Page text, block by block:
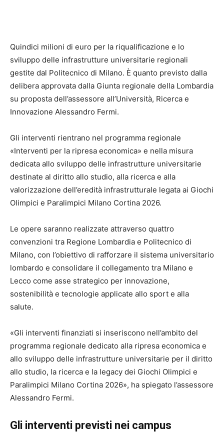
Quindici milioni di euro per la riqualificazione e lo
sviluppo delle infrastrutture universitarie regionali
gestite dal Politecnico di Milano. È quanto previsto dalla
delibera approvata dalla Giunta regionale della Lombardia
su proposta dell’assessore all’Università, Ricerca e
Innovazione Alessandro Fermi.
Gli interventi rientrano nel programma regionale
«Interventi per la ripresa economica» e nella misura
dedicata allo sviluppo delle infrastrutture universitarie
destinate al diritto allo studio, alla ricerca e alla
valorizzazione dell’eredità infrastrutturale legata ai Giochi
Olimpici e Paralimpici Milano Cortina 2026.
Le opere saranno realizzate attraverso quattro
convenzioni tra Regione Lombardia e Politecnico di
Milano, con l’obiettivo di rafforzare il sistema universitario
lombardo e consolidare il collegamento tra Milano e
Lecco come asse strategico per innovazione,
sostenibilità e tecnologie applicate allo sport e alla
salute.
«Gli interventi finanziati si inseriscono nell’ambito del
programma regionale dedicato alla ripresa economica e
allo sviluppo delle infrastrutture universitarie per il diritto
allo studio, la ricerca e la legacy dei Giochi Olimpici e
Paralimpici Milano Cortina 2026», ha spiegato l’assessore
Alessandro Fermi.
Gli interventi previsti nei campus